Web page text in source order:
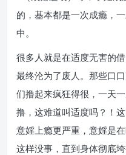
的，基本都是一次成瘾，
中。
很多人就是在适度无害的
最终沦为了废人。那些口
们撸起来疯狂得很，一天
撸，这难道叫适度吗？！
意婬上瘾更严重，意婬是
这样没事，直到身体彻底垮